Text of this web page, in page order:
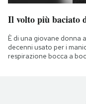
Il volto più baciato
È di una giovane donna
decenni usato per i
respirazione bocca a